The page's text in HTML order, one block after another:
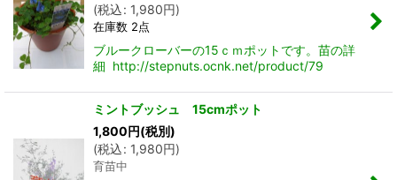
(税込: 1,980円)
在庫数 2点
ブルークローバーの15ｃｍポットです。苗の詳
細 http://stepnuts.ocnk.net/product/79
ミントブッシュ 15cmポット
1,800円(税別)
(税込: 1,980円)
育苗中